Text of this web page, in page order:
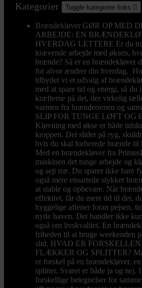
Kategorier Toggle kategorier links 
Brændekløver GØR OP MED
ARBEJDE: EN
HVERDAG LETTERE Er du
krævende arbejde med øksen,
brænde? Så er en brændekløver
for alvor ændrer din hverdag.
tilbyder vi et udvalg af
med at spare tid og energi, så du
kræfterne på det, der virkelig
varmen fra brændeovnen og
SLIP FOR TUNGE LØFT OG
Kløvning med økse er både
kroppen. Det slider på ryg,
hvis du skal forberede brænde til
Med en brændekløver fra
maskinen det tunge arbejde og
og sejt træ. Du sparer ikke bare
også mere ensartede stykker
at stable og opbevare. Når
effektivt, får du mere tid til det,
hyggelige aftener foran pejsen,
nyde haven. Det handler ikke
også om livskvalitet. En
friheden til at bruge weekenden
slid. HVAD ER
FLÆKKER OG SPLITTER?
er forskel på en brændekløver,
splitter. Svaret er både ja og nej.
forskellige betegnelser for